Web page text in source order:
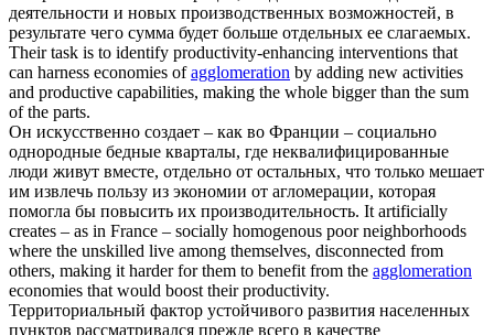
деятельности и новых производственных возможностей, в
результате чего сумма будет больше отдельных ее слагаемых.
Their task is to identify productivity-enhancing interventions that
can harness economies ofagglomeration by adding new activities
and productive capabilities, making the whole bigger than the sum
of the parts.
Он искусственно создает – как во Франции – социально
однородные бедные кварталы, где неквалифицированные
люди живут вместе, отдельно от остальных, что только мешает
им извлечь пользу из экономии от агломерации, которая
помогла бы повысить их производительность. It artificially
creates – as in France – socially homogenous poor neighborhoods
where the unskilled live among themselves, disconnected from
others, making it harder for them to benefit from the agglomeration
economies that would boost their productivity.
Территориальный фактор устойчивого развития населенных
пунктов рассматривался прежде всего в качестве